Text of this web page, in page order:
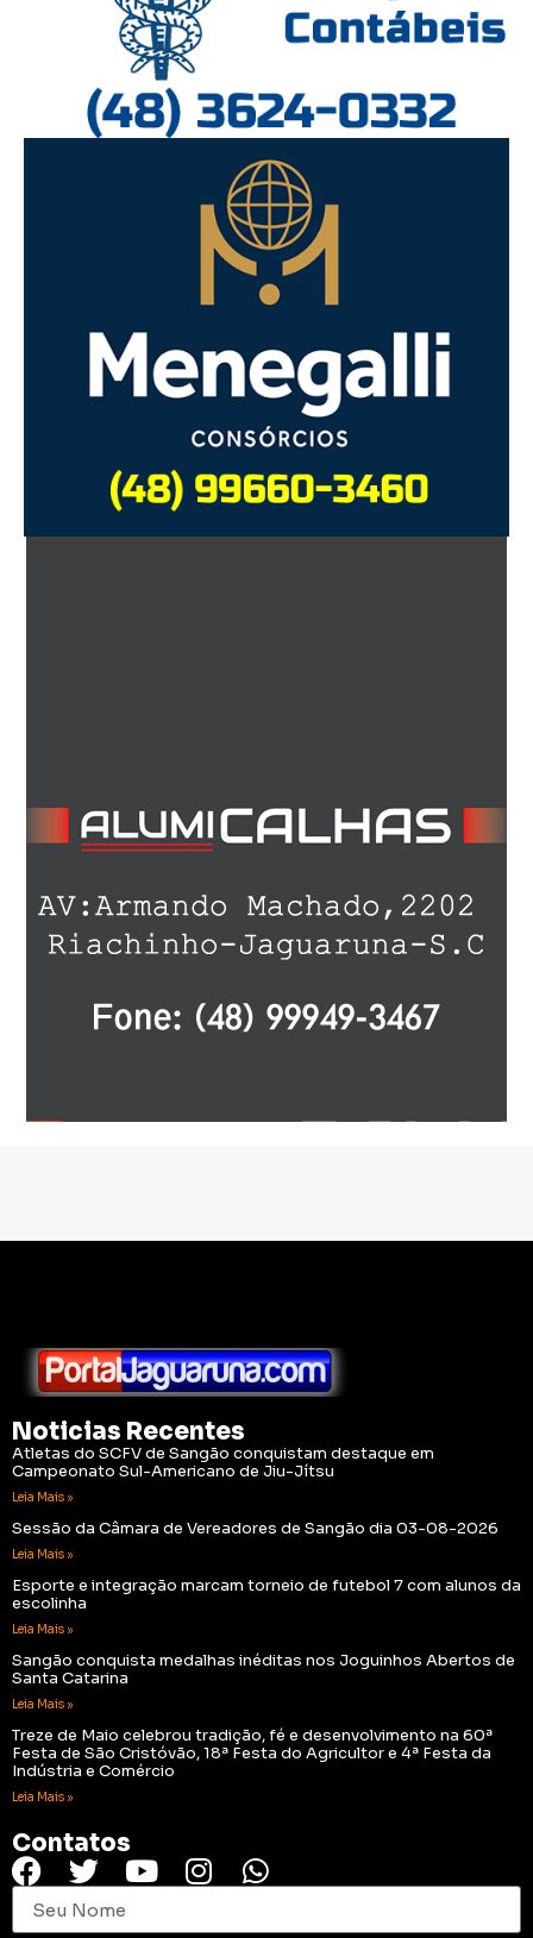
Noticias Recentes
Atletas do SCFV de Sangão conquistam destaque em
Campeonato Sul-Americano de Jiu-Jítsu
Leia Mais »
Sessão da Câmara de Vereadores de Sangão dia 03-08-2026
Leia Mais »
Esporte e integração marcam torneio de futebol 7 com alunos da
escolinha
Leia Mais »
Sangão conquista medalhas inéditas nos Joguinhos Abertos de
Santa Catarina
Leia Mais »
Treze de Maio celebrou tradição, fé e desenvolvimento na 60ª
Festa de São Cristóvão, 18ª Festa do Agricultor e 4ª Festa da
Indústria e Comércio
Leia Mais »
Contatos